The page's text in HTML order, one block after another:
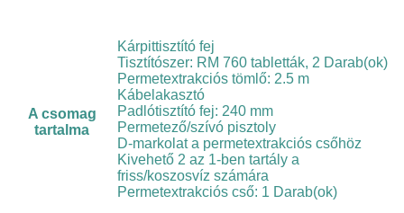
A csomag
tartalma
Kárpittisztító fej
Tisztítószer: RM 760 tabletták, 2 Darab(ok)
Permetextrakciós tömlő: 2.5 m
Kábelakasztó
Padlótisztító fej: 240 mm
Permetező/szívó pisztoly
D-markolat a permetextrakciós csőhöz
Kivehető 2 az 1-ben tartály a
friss/koszosvíz számára
Permetextrakciós cső: 1 Darab(ok)